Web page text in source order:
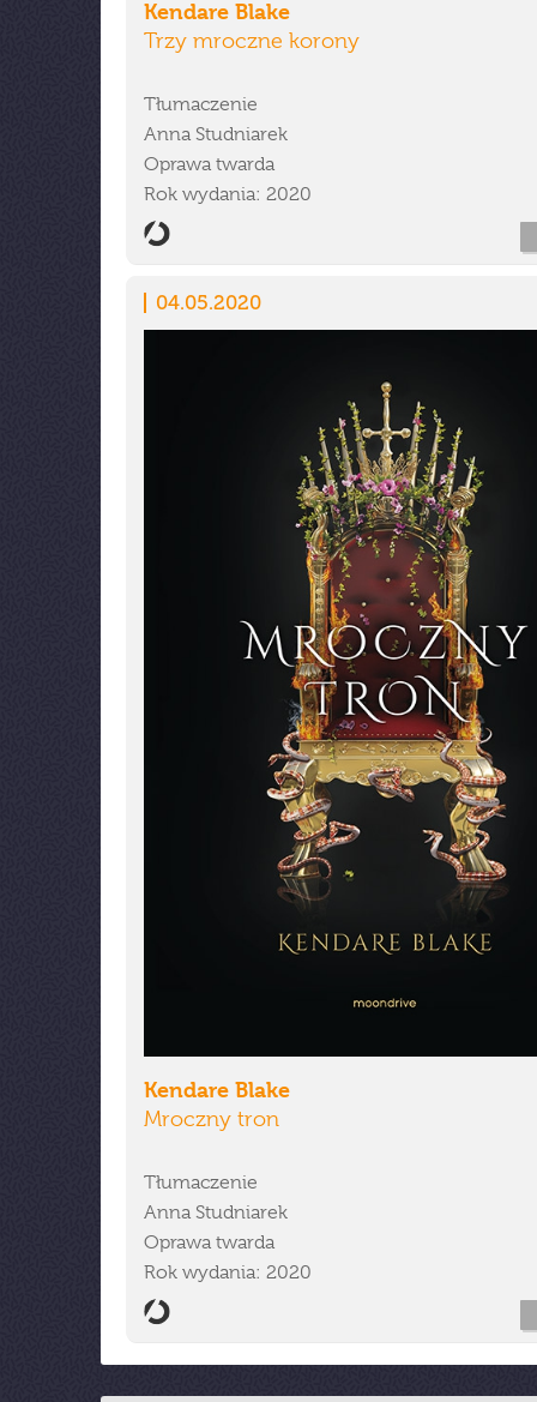
Kendare Blake
Trzy mroczne korony
Tłumaczenie
Anna Studniarek
Oprawa twarda
Rok wydania: 2020
04.05.2020
Kendare Blake
Mroczny tron
Tłumaczenie
Anna Studniarek
Oprawa twarda
Rok wydania: 2020